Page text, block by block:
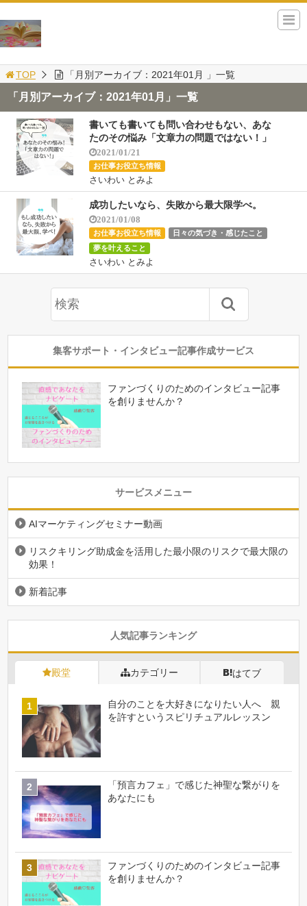
TOP 「月別アーカイブ：2021年01月 」一覧
「月別アーカイブ：2021年01月」一覧
書いても書いても問い合わせもない、あな
たのその悩み「文章力の問題ではない！」
2021/01/21
お仕事お役立ち情報
さいわい とみよ
成功したいなら、失敗から最大限学べ。
2021/01/08
お仕事お役立ち情報
日々の気づき・感じたこと
夢を叶えること
さいわい とみよ
集客サポート・インタビュー記事作成サービス
ファンづくりのためのインタビュー記事
を創りませんか？
サービスメニュー
AIマーケティングセミナー動画
リスクキリング助成金を活用した最小限のリスクで最大限の
効果！
新着記事
人気記事ランキング
殿堂 カテゴリー はてブ
自分のことを大好きになりたい人へ 親
を許すというスピリチュアルレッスン
「預言カフェ」で感じた神聖な繋がりを
あなたにも
ファンづくりのためのインタビュー記事
を創りませんか？